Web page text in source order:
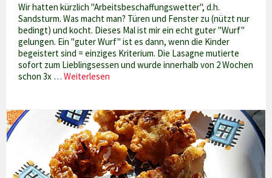
Wir hatten kürzlich "Arbeitsbeschaffungswetter", d.h.
Sandsturm. Was macht man? Türen und Fenster zu (nützt nur
bedingt) und kocht. Dieses Mal ist mir ein echt guter "Wurf"
gelungen. Ein "guter Wurf" ist es dann, wenn die Kinder
begeistert sind = einziges Kriterium. Die Lasagne mutierte
sofort zum Lieblingsessen und wurde innerhalb von 2 Wochen
schon 3x …Weiterlesen
–
der
neue
Renner